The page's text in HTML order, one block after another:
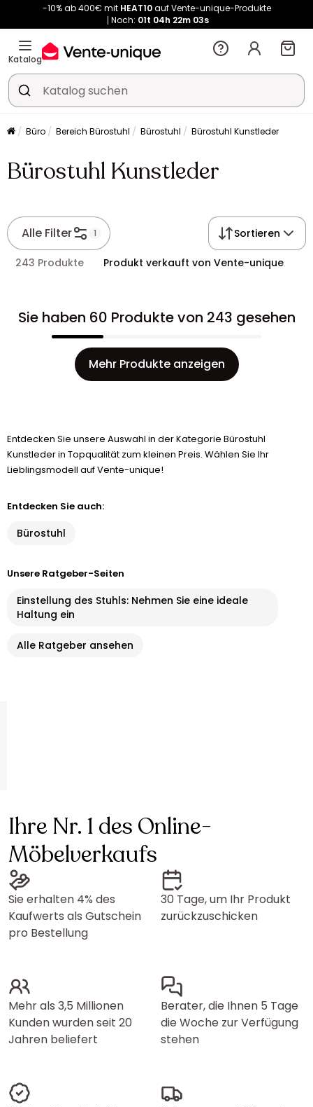
Noch:01t 04h 22m02s
Kauf-unique wird zu Vente-unique - Gleicher Shop, neuer Name!
-10% ab 400€ mitHEAT10auf Vente-unique-Produkte
Noch:01t04h
Katalog
Büro Bereich Bürostuhl Bürostuhl Bürostuhl Kunstleder
Bürostuhl Kunstleder
Alle Filter 1 Sortieren
243 Produkte Produkt verkauft von Vente-unique
Sie haben 60 Produkte von 243 gesehen
Mehr Produkte anzeigen
Entdecken Sie unsere Auswahl in der Kategorie Bürostuhl
Kunstleder in Topqualität zum kleinen Preis. Wählen Sie Ihr
Lieblingsmodell auf Vente-unique!
Entdecken Sie auch:
Bürostuhl
Unsere Ratgeber-Seiten
Einstellung des Stuhls: Nehmen Sie eine ideale
Haltung ein
Alle Ratgeber ansehen
Ihre Nr. 1 des Online-
Möbelverkaufs
Sie erhalten 4% des
Kaufwerts als Gutschein
pro Bestellung
30 Tage, um Ihr Produkt
zurückzuschicken
Mehr als 3,5 Millionen
Kunden wurden seit 20
Jahren beliefert
Berater, die Ihnen 5 Tage
die Woche zur Verfügung
stehen